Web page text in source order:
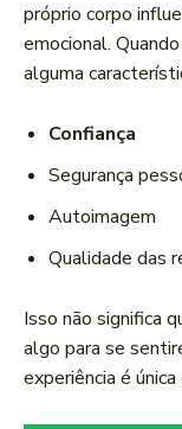
próprio corpo
emocional.
alguma
Confiança
Segurança
Autoimagem
Qualidade das
Isso não significa
algo para se
experiência é